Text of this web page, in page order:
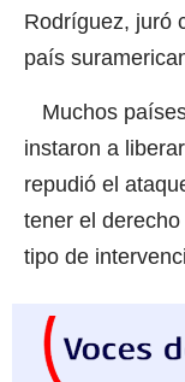
Rodríguez, juró
país
Muchos
instaron a
repudió el
tener el
tipo de